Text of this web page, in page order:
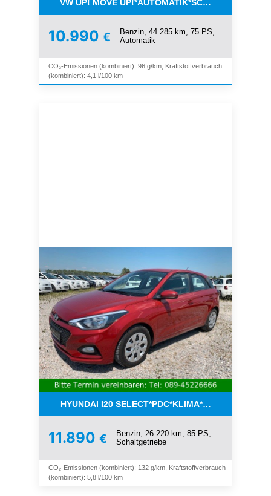
VW UP! MOVE
10.990 €
Benzin, 44.285 km, 75 PS,
Automatik
CO₂-Emissionen (kombiniert): 96 g/km, Kraftstoffverbrauch
(kombiniert): 4,1 l/100 km
HYUNDAI I20 SELECT*PDC*KLIMA*ESP*8-
11.890 €
Benzin, 26.220 km, 85 PS,
Schaltgetriebe
CO₂-Emissionen (kombiniert): 132 g/km, Kraftstoffverbrauch
(kombiniert): 5,8 l/100 km